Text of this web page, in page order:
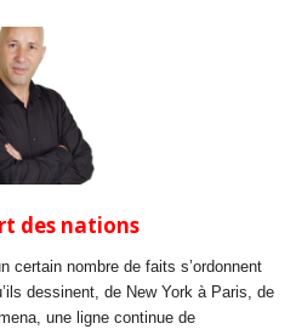
des nations
certain nombre de faits s’ordonnent
dessinent, de New York à Paris, de
une ligne continue de